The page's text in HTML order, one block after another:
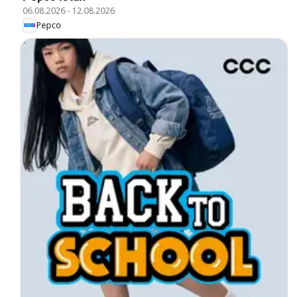
06.08.2026- 12.08.2026
Pepco